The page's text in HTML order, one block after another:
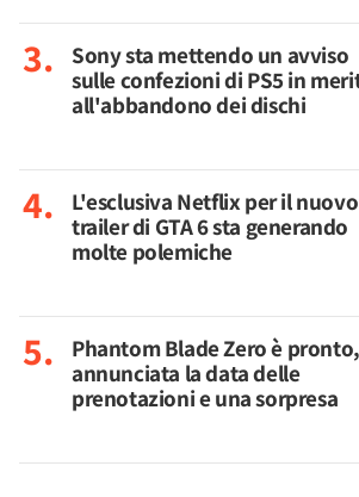
Sony sta mettendo un avviso
sulle confezioni di PS5 in
all'abbandono dei dischi
L'esclusiva Netflix per il nuovo
trailer di GTA 6 sta generando
molte polemiche
Phantom Blade Zero è pronto,
annunciata la data delle
prenotazioni e una sorpresa